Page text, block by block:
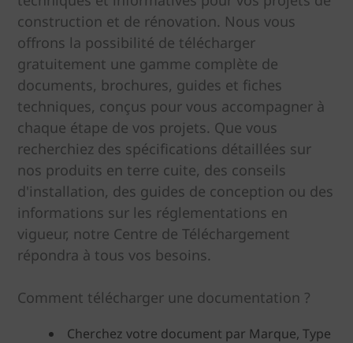
construction et de rénovation. Nous vous
offrons la possibilité de télécharger
gratuitement une gamme complète de
documents, brochures, guides et fiches
techniques, conçus pour vous accompagner à
chaque étape de vos projets. Que vous
recherchiez des spécifications détaillées sur
nos produits en terre cuite, des conseils
d'installation, des guides de conception ou des
informations sur les réglementations en
vigueur, notre Centre de Téléchargement
répondra à tous vos besoins.
Comment télécharger une documentation ?
Cherchez votre document par Marque, Type